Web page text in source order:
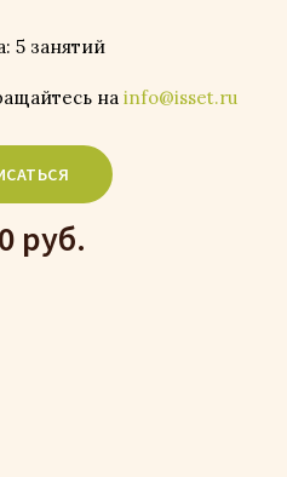
руб.
5 занятий
на info@isset.ru